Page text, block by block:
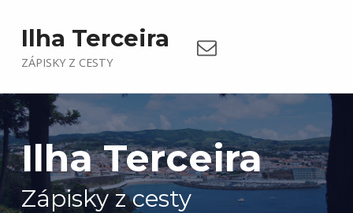
Ilha Terceira
ZÁPISKY Z CESTY
Ilha Terceira—
Zápisky z cesty